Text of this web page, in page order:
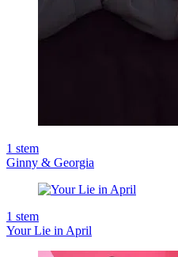
1 stem
Ginny & Georgia
1 stem
Your Lie in April